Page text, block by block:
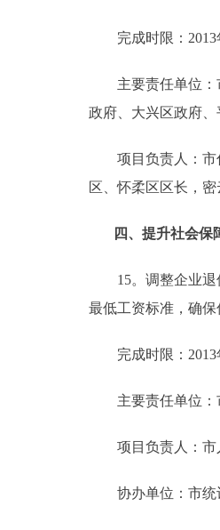
完成时限：2013
主要责任单位：市
政府、大兴区政府
项目负责人：市住
区、怀柔区区长，
四、提升社会保
15。调整企业退休
最低工资标准，确保
完成时限：2013
主要责任单位：
项目负责人：市
协办单位：市统